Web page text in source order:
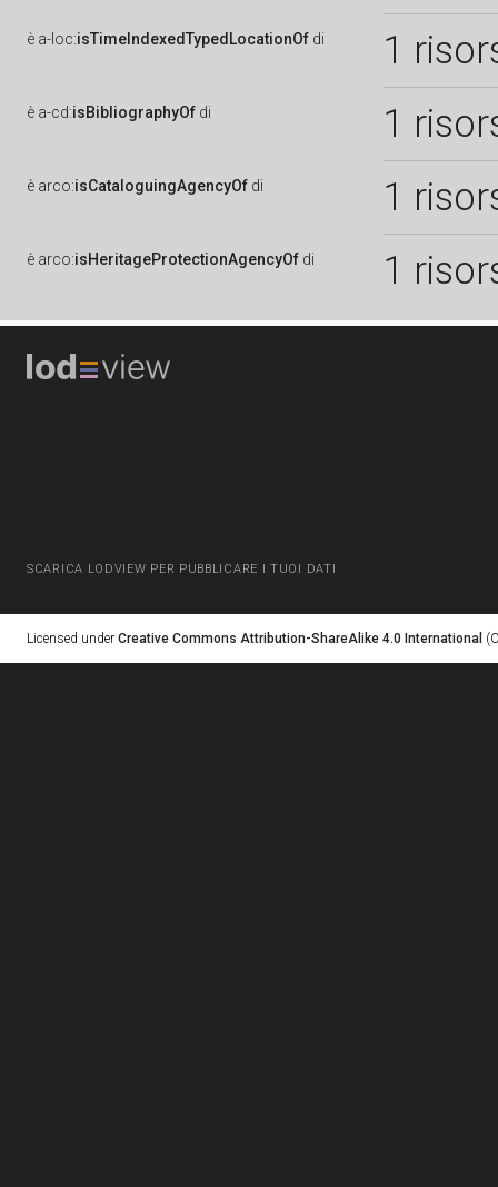
è a-loc:isTimeIndexedTypedLocationOf di 1
è a-cd:isBibliographyOf di 1
è arco:isCataloguingAgencyOf di 1
è arco:isHeritageProtectionAgencyOf di 1
SCARICA LODVIEW PER PUBBLICARE I TUOI DATI
Licensed under Creative Commons Attribution-ShareAlike 4.0 International